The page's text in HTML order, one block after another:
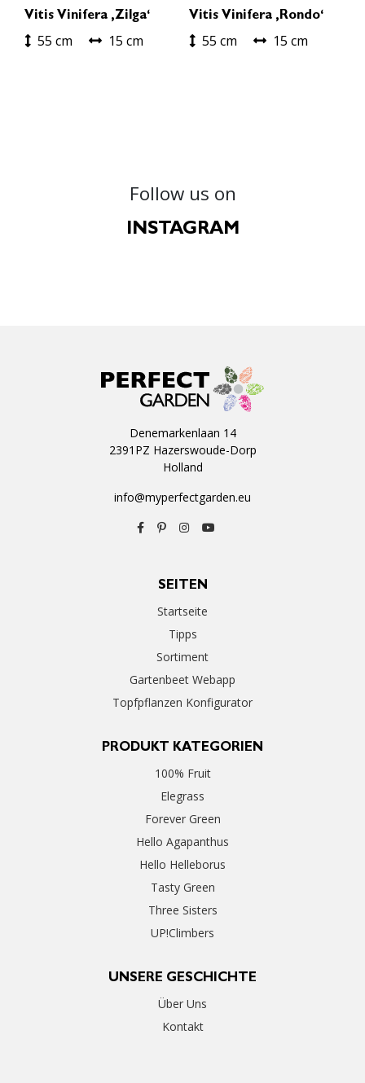
Vitis Vinifera ‚Zilga‘
55 cm 15 cm
Vitis Vinifera ‚Rondo‘
55 cm 15 cm
Follow us on
INSTAGRAM
Denemarkenlaan 14
2391PZ Hazerswoude-Dorp
Holland
info@myperfectgarden.eu
SEITEN
Startseite
Tipps
Sortiment
Gartenbeet Webapp
Topfpflanzen Konfigurator
PRODUKT KATEGORIEN
100% Fruit
Elegrass
Forever Green
Hello Agapanthus
Hello Helleborus
Tasty Green
Three Sisters
UP!Climbers
UNSERE GESCHICHTE
Über Uns
Kontakt